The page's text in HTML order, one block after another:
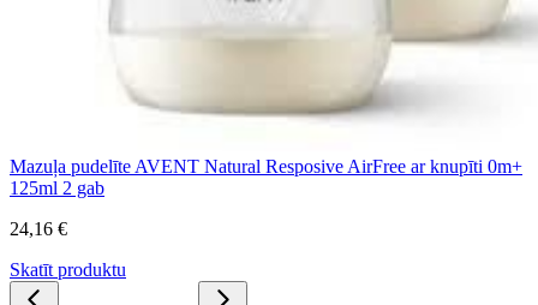
Mazuļa pudelīte AVENT Natural Resposive AirFree ar knupīti 0m+
125ml 2 gab
24,16 €
Skatīt produktu